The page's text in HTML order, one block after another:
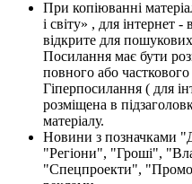
При копіюванні
і світу» , для інтернет
відкрите для
Посилання має бути
повного або
Гіперпосилання ( для
розміщена в
матеріалу.
Новини з позначками
"Регіони", "Гроші",
"Спецпроекти",